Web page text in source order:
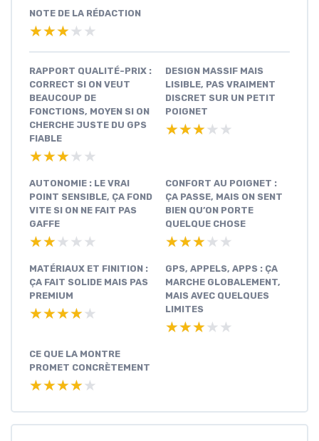
NOTE DE LA RÉDACTION
★★★★★
★★★★★
RAPPORT QUALITÉ-PRIX :
CORRECT SI ON VEUT
BEAUCOUP DE
FONCTIONS, MOYEN SI ON
CHERCHE JUSTE DU GPS
FIABLE
★★★★★
★★★★★
DESIGN MASSIF MAIS
LISIBLE, PAS VRAIMENT
DISCRET SUR UN PETIT
POIGNET
★★★★★
★★★★★
AUTONOMIE : LE VRAI
POINT SENSIBLE, ÇA FOND
VITE SI ON NE FAIT PAS
GAFFE
★★★★★
★★★★★
CONFORT AU POIGNET :
ÇA PASSE, MAIS ON SENT
BIEN QU’ON PORTE
QUELQUE CHOSE
★★★★★
★★★★★
MATÉRIAUX ET FINITION :
ÇA FAIT SOLIDE MAIS PAS
PREMIUM
★★★★★
★★★★★
GPS, APPELS, APPS : ÇA
MARCHE GLOBALEMENT,
MAIS AVEC QUELQUES
LIMITES
★★★★★
★★★★★
CE QUE LA MONTRE
PROMET CONCRÈTEMENT
★★★★★
★★★★★